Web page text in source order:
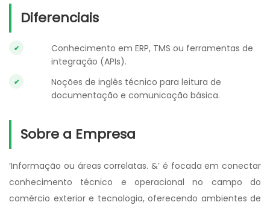
Diferenciais
Conhecimento em ERP, TMS ou ferramentas de
integração (APIs).
Noções de inglês técnico para leitura de
documentação e comunicação básica.
Sobre a Empresa
‘Informação ou áreas correlatas. &’ é focada em conectar
conhecimento técnico e operacional no campo do
comércio exterior e tecnologia, oferecendo ambientes de